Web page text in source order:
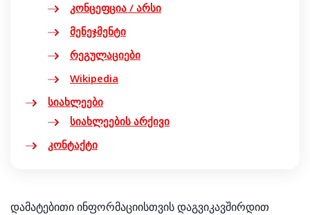
კონცეფცია / არსი
მენეჯმენტი
რეგულაციები
Wikipedia
სიახლეები
სიახლეების არქივი
კონტაქტი
დამატებითი ინფორმაციისთვის დაგვიკავშირდით